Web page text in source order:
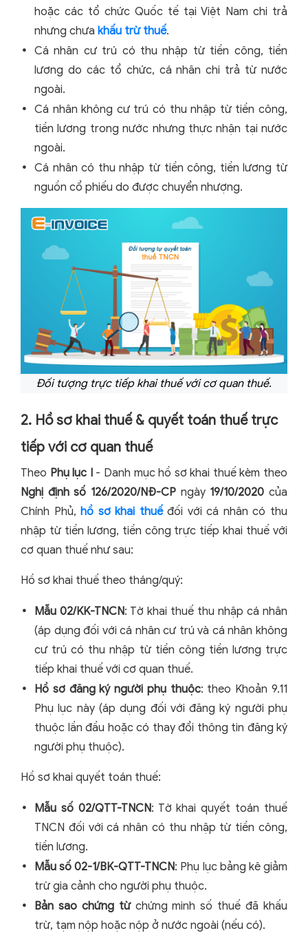
hoặc các tổ chức Quốc tế tại Việt Nam chi trả
nhưng chưa khấu trừ thuế.
Cá nhân cư trú có thu nhập từ tiền công, tiền
lương do các tổ chức, cá nhân chi trả từ nước
ngoài.
Cá nhân không cư trú có thu nhập từ tiền công,
tiền lương trong nước nhưng thực nhận tại nước
ngoài.
Cá nhân có thu nhập từ tiền công, tiền lương từ
nguồn cổ phiếu do được chuyển nhượng.
Đối tượng trực tiếp khai thuế với cơ quan thuế.
2. Hồ sơ khai thuế & quyết toán thuế trực
tiếp với cơ quan thuế
Theo Phụ lục I- Danh mục hồ sơ khai thuế kèm theo
Nghị định số 126/2020/NĐ-CP ngày 19/10/2020 của
Chính Phủ,hồ sơ khai thuếđối với cá nhân có thu
nhập từ tiền lương, tiền công trực tiếp khai thuế với
cơ quan thuế như sau:
Hồ sơ khai thuế theo tháng/quý:
Mẫu 02/KK-TNCN: Tờ khai thuế thu nhập cá nhân
(áp dụng đối với cá nhân cư trú và cá nhân không
cư trú có thu nhập từ tiền công tiền lương trực
tiếp khai thuế với cơ quan thuế.
Hồ sơ đăng ký người phụ thuộc: theo Khoản 9.11
Phụ lục này (áp dụng đối với đăng ký người phụ
thuộc lần đầu hoặc có thay đổi thông tin đăng ký
người phụ thuộc).
Hồ sơ khai quyết toán thuế:
Mẫu số 02/QTT-TNCN: Tờ khai quyết toán thuế
TNCN đối với cá nhân có thu nhập từ tiền công,
tiền lương.
Mẫu số 02-1/BK-QTT-TNCN: Phụ lục bảng kê giảm
trừ gia cảnh cho người phụ thuộc.
Bản sao chứng từchứng minh số thuế đã khấu
trừ, tạm nộp hoặc nộp ở nước ngoài (nếu có).